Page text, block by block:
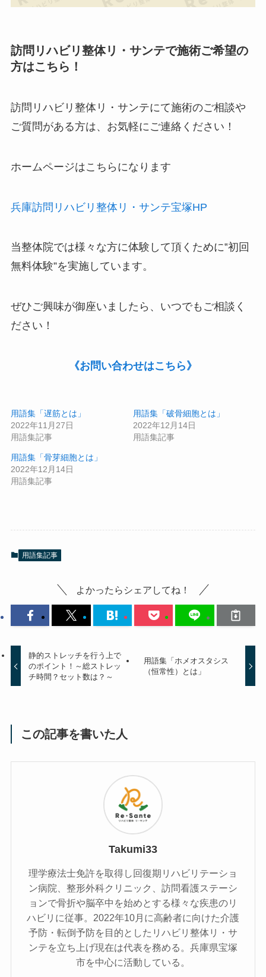
訪問リハビリ整体リ・サンテで施術ご希望の
方はこちら！
訪問リハビリ整体リ・サンテにて施術のご相談や
ご質問がある方は、お気軽にご連絡ください！
ホームページはこちらになります
兵庫訪問リハビリ整体リ・サンテ宝塚HP
当整体院では様々な方に体験して頂くために‟初回
無料体験”を実施しています。
ぜひご興味が御座いましたら、いつでもご相談く
ださい！
《お問い合わせはこちら》
用語集「遅筋とは」
2022年11月27日
用語集記事
用語集「破骨細胞とは」
2022年12月14日
用語集記事
用語集「骨芽細胞とは」
2022年12月14日
用語集記事
用語集記事
よかったらシェアしてね！
静的ストレッチを行う上で
のポイント！～総ストレッ
チ時間？セット数は？～
用語集「ホメオスタシス
（恒常性）とは」
この記事を書いた人
Takumi33
理学療法士免許を取得し回復期リハビリテーショ
ン病院、整形外科クリニック、訪問看護ステーシ
ョンで骨折や脳卒中を始めとする様々な疾患のリ
ハビリに従事。2022年10月に高齢者に向けた介護
予防・転倒予防を目的としたリハビリ整体リ・サ
ンテを立ち上げ現在は代表を務める。兵庫県宝塚
市を中心に活動している。